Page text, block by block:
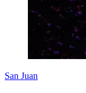
San Juan